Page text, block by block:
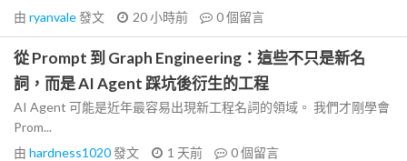
由 ryanvale發文 20 小時前 0個留言
從 Prompt 到 Graph Engineering：這些不只是新名
詞，而是 AI Agent 踩坑後衍生的工程
AI Agent 可能是近年最容易出現新工程名詞的領域。 我們才剛學會
Prom...
由 hardness1020發文 1 天前 0個留言